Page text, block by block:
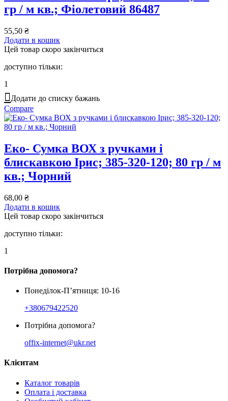
гр / м кв.; Фіолетовий 86487
55,50 ₴
Додати в кошик
Цей товар скоро закінчиться
доступно тільки:
1
Додати до списку бажань
Compare
Еко- Сумка ВОХ з ручками і
блискавкою Ірис; 385-320-120; 80 гр / м
кв.; Чорний
68,00 ₴
Додати в кошик
Цей товар скоро закінчиться
доступно тільки:
1
Потрібна допомога?
Понеділок-П’ятниця: 10-16
+380679422520
Потрібна допомога?
offix-internet@ukr.net
Клієнтам
Каталог товарів
Оплата і доставка